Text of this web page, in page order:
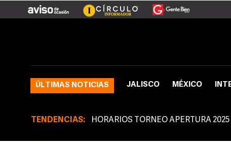
ÚLTIMAS NOTICIAS JALISCO MÉXICO
TENDENCIAS: HORARIOS TORNEO APERTURA 2025